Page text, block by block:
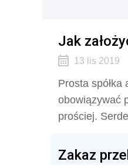
Jak
13 lis 2019
Prosta
obowiązywać
prościej.
Zakaz